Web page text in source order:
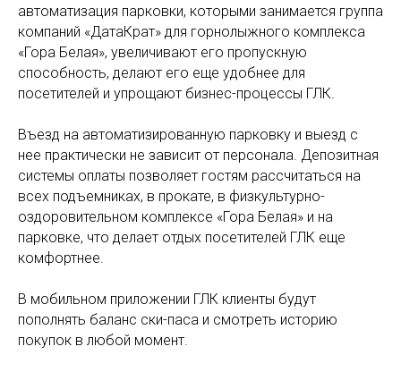
автоматизация парковки, которыми занимается группа
компаний «ДатаКрат» для горнолыжного комплекса
«Гора Белая», увеличивают его пропускную
способность, делают его еще удобнее для
посетителей и упрощают бизнес-процессы ГЛК.
Въезд на автоматизированную парковку и выезд с
нее практически не зависит от персонала. Депозитная
системы оплаты позволяет гостям рассчитаться на
всех подъемниках, в прокате, в физкультурно-
оздоровительном комплексе «Гора Белая» и на
парковке, что делает отдых посетителей ГЛК еще
комфортнее.
В мобильном приложении ГЛК клиенты будут
пополнять баланс ски-паса и смотреть историю
покупок в любой момент.